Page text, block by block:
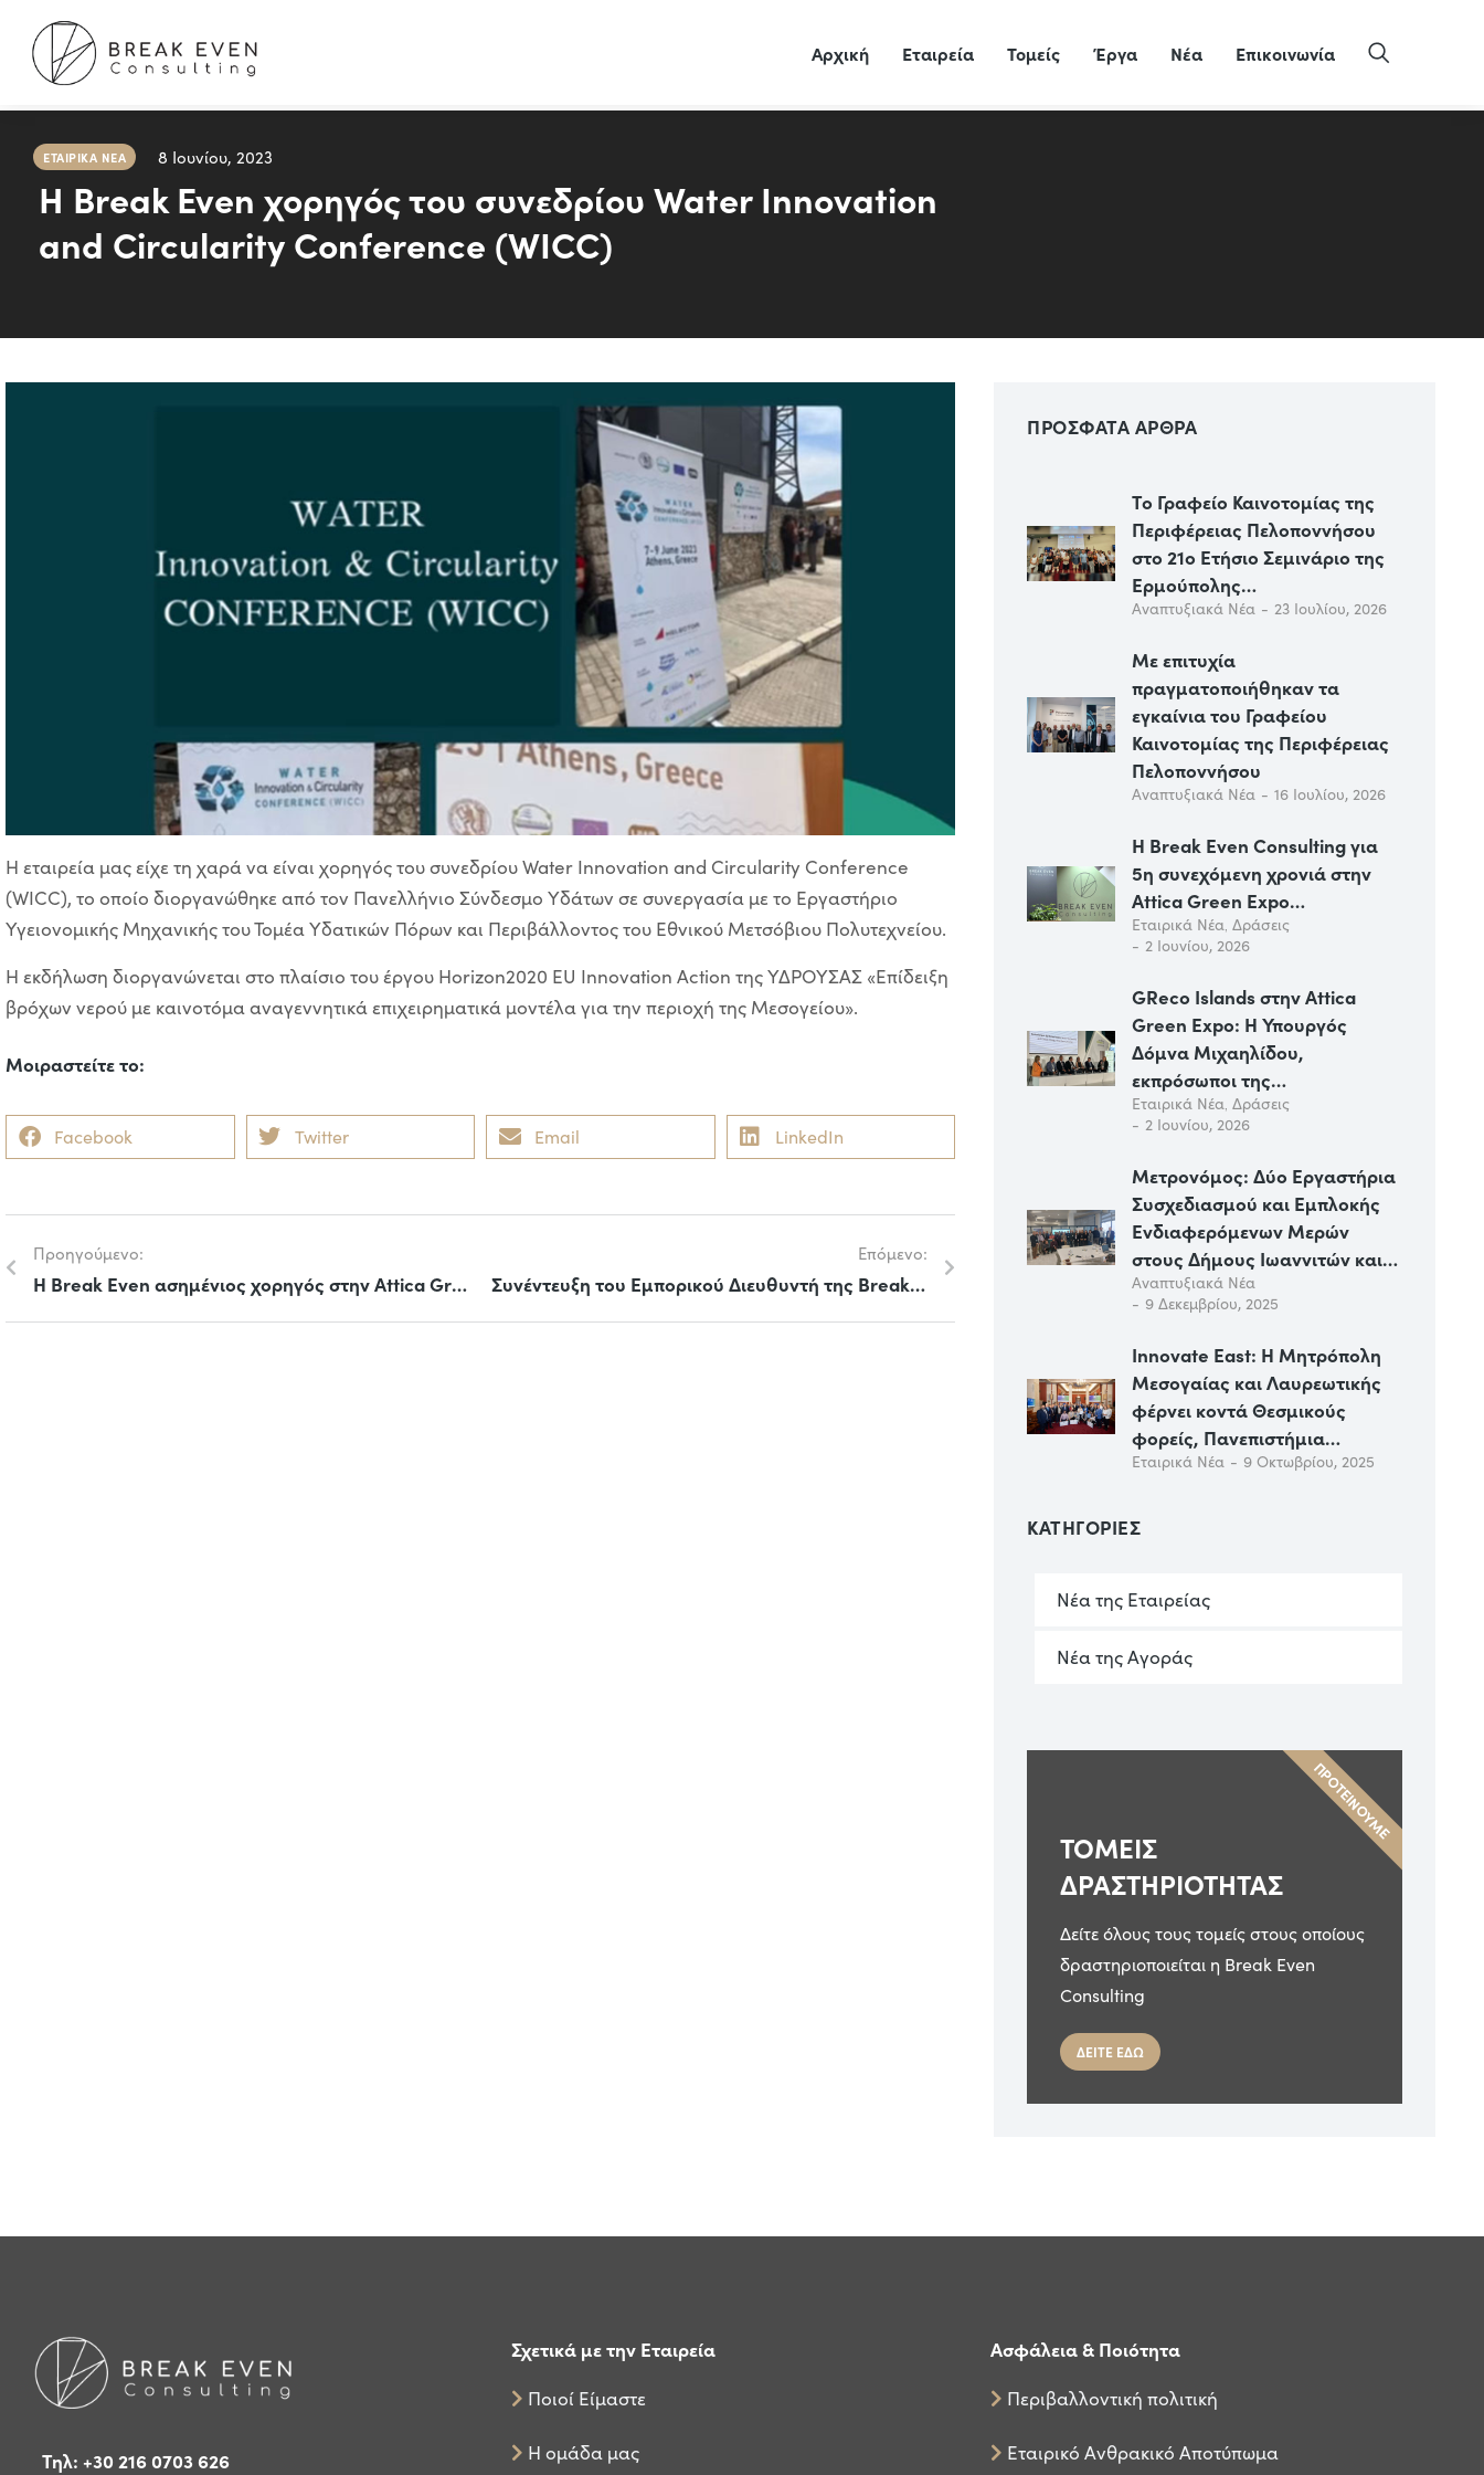
Αρχική Εταιρεία Τομείς Έργα Νέα Επικοινωνία
ΕΤΑΙΡΙΚΆ ΝΈΑ 8 Ιουνίου, 2023
H Break Even χορηγός του συνεδρίου Water Innovation
and Circularity Conference (WICC)
Η εταιρεία μας είχε τη χαρά να είναι χορηγός του συνεδρίου Water Innovation and Circularity Conference
(WICC), το οποίο διοργανώθηκε από τον Πανελλήνιο Σύνδεσμο Υδάτων σε συνεργασία με το Εργαστήριο
Υγειονομικής Μηχανικής του Τομέα Υδατικών Πόρων και Περιβάλλοντος του Εθνικού Μετσόβιου Πολυτεχνείου.
Η εκδήλωση διοργανώνεται στο πλαίσιο του έργου Horizon2020 EU Innovation Action της ΥΔΡΟΥΣΑΣ «Επίδειξη
βρόχων νερού με καινοτόμα αναγεννητικά επιχειρηματικά μοντέλα για την περιοχή της Μεσογείου».
Μοιραστείτε το:
Facebook Twitter Email LinkedIn
Προηγούμενο:
H Break Even ασημένιος χορηγός στην Attica Green Expo
Επόμενο:
Συνέντευξη του Εμπορικού Διευθυντή της Break Even Consulting στο autodioikisionline.gr
ΠΡΟΣΦΑΤΑ ΑΡΘΡΑ
Το Γραφείο Καινοτομίας της
Περιφέρειας Πελοποννήσου
στο 21ο Ετήσιο Σεμινάριο της
Ερμούπολης…
Αναπτυξιακά Νέα 23 Ιουλίου, 2026
Με επιτυχία
πραγματοποιήθηκαν τα
εγκαίνια του Γραφείου
Καινοτομίας της Περιφέρειας
Πελοποννήσου
Αναπτυξιακά Νέα 16 Ιουλίου, 2026
Η Break Even Consulting για
5η συνεχόμενη χρονιά στην
Attica Green Expo…
Εταιρικά Νέα, Δράσεις
2 Ιουνίου, 2026
GReco Islands στην Attica
Green Expo: Η Υπουργός
Δόμνα Μιχαηλίδου,
εκπρόσωποι της…
Εταιρικά Νέα, Δράσεις
2 Ιουνίου, 2026
Μετρονόμος: Δύο Εργαστήρια
Συσχεδιασμού και Εμπλοκής
Ενδιαφερόμενων Μερών
στους Δήμους Ιωαννιτών και…
Αναπτυξιακά Νέα
9 Δεκεμβρίου, 2025
Innovate East: Η Μητρόπολη
Μεσογαίας και Λαυρεωτικής
φέρνει κοντά Θεσμικούς
φορείς, Πανεπιστήμια…
Εταιρικά Νέα 9 Οκτωβρίου, 2025
ΚΑΤΗΓΟΡΙΕΣ
Νέα της Εταιρείας
Νέα της Αγοράς
ΤΟΜΕΙΣ
ΔΡΑΣΤΗΡΙΟΤΗΤΑΣ
Δείτε όλους τους τομείς στους οποίους
δραστηριοποιείται η Break Even
Consulting
ΔΕΙΤΕ ΕΔΩ
ΠΡΟΤΕΙΝΟΥΜΕ
Τηλ: +30 216 0703 626
Σχετικά με την Εταιρεία
Ποιοί Είμαστε
Η ομάδα μας
Ασφάλεια & Ποιότητα
Περιβαλλοντική πολιτική
Εταιρικό Ανθρακικό Αποτύπωμα